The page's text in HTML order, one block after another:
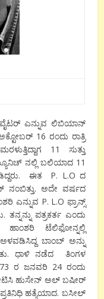
ಎನ್ನುವ ಲಿಬಿಯಾನ್
16 ರಂದು ರಾತ್ರಿ
11 ಸುತ್ತು
ನಲ್ಲಿ ಬಲಿಯಾದ 11
ಈತ P. L.O ದ
ಅದೇ ವರ್ಷದ
ಎನ್ನುವ P. L.O ಫ್ರಾನ್ಸ್
ಪತ್ರಕರ್ತ ಎಂದು
ಟೆಲಿಫೋನ್ನಲ್ಲಿ
ಬಾಂಬ್ ಅನ್ನು
ಧಾಳಿ ನಡೆದ ತಿಂಗಳ
ರ ಜನವರಿ 24 ರಂದು
ಹುಸೇನ್ ಅಲ್ ಬಷೀರ್
ಹತ್ಯೆಯಾದ. ಬಸೀಲ್